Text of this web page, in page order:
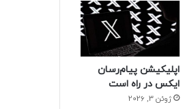
اپلیکیشن پیام‌رسان
ایکس در راه است
ژوئن 3, 2026